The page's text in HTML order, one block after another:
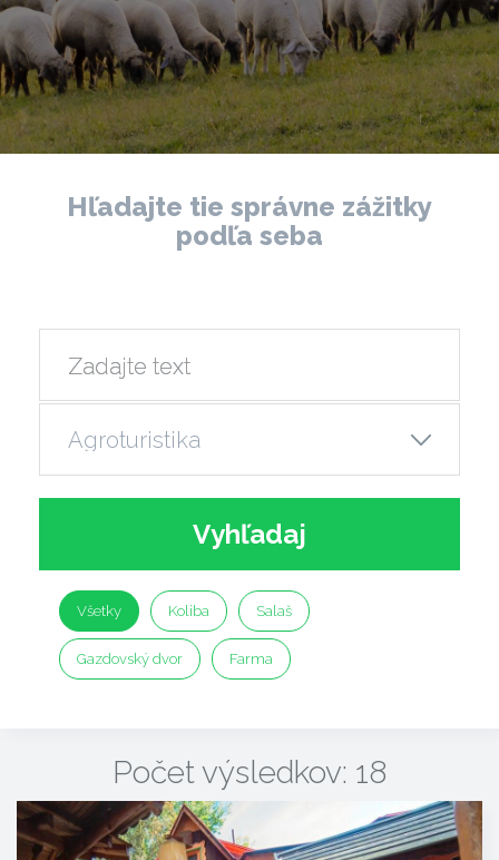
Hľadajte tie správne zážitky
podľa seba
Vyhľadaj
Všetky Koliba Salaš
Gazdovský dvor Farma
Počet výsledkov: 18